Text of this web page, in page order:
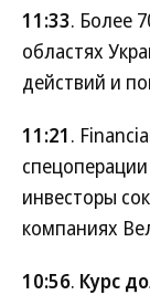
11:33. Более
областях
действий и
11:21.
инвесторы
компаниях
10:56. Курс